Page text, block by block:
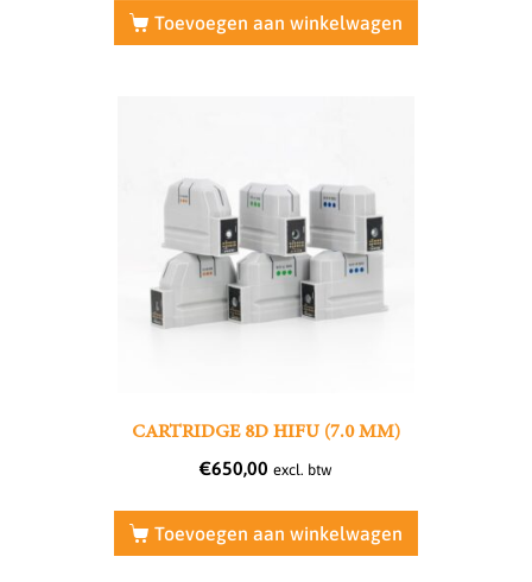
Toevoegen aan winkelwagen
CARTRIDGE 8D HIFU (7.0 MM)
€650,00 excl. btw
Toevoegen aan winkelwagen